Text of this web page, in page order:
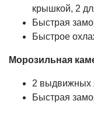
крышкой, 2
Быстрая
Быстрое
Морозильная
2 выдвижных
Быстрая